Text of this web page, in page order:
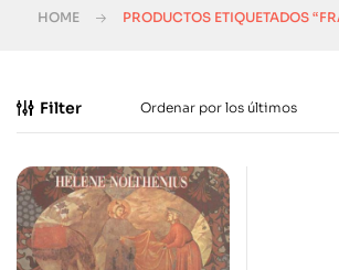
HOME PRODUCTOS ETIQUETADOS
Filter